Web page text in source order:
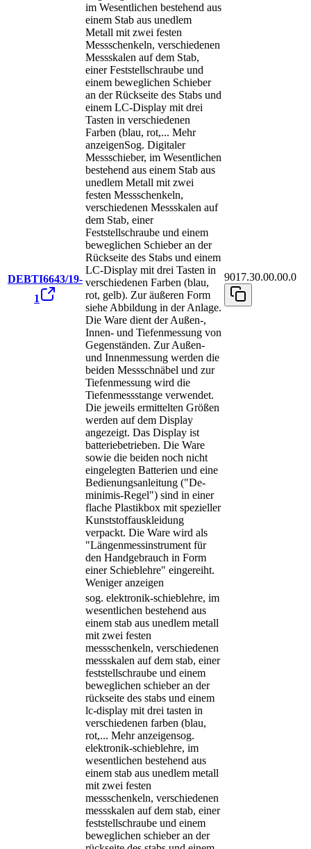
DEBTI6643/19-
1
im Wesentlichen bestehend aus
einem Stab aus unedlem
Metall mit zwei festen
Messschenkeln, verschiedenen
Messskalen auf dem Stab,
einer Feststellschraube und
einem beweglichen Schieber
an der Rückseite des Stabs und
einem LC-Display mit drei
Tasten in verschiedenen
Farben (blau, rot,... Mehr
anzeigenSog. Digitaler
Messschieber, im Wesentlichen
bestehend aus einem Stab aus
unedlem Metall mit zwei
festen Messschenkeln,
verschiedenen Messskalen auf
dem Stab, einer
Feststellschraube und einem
beweglichen Schieber an der
Rückseite des Stabs und einem
LC-Display mit drei Tasten in
verschiedenen Farben (blau,
rot, gelb). Zur äußeren Form
siehe Abbildung in der Anlage.
Die Ware dient der Außen-,
Innen- und Tiefenmessung von
Gegenständen. Zur Außen-
und Innenmessung werden die
beiden Messschnäbel und zur
Tiefenmessung wird die
Tiefenmessstange verwendet.
Die jeweils ermittelten Größen
werden auf dem Display
angezeigt. Das Display ist
batteriebetrieben. Die Ware
sowie die beiden noch nicht
eingelegten Batterien und eine
Bedienungsanleitung ("De-
minimis-Regel") sind in einer
flache Plastikbox mit spezieller
Kunststoffauskleidung
verpackt. Die Ware wird als
"Längenmessinstrument für
den Handgebrauch in Form
einer Schieblehre" eingereiht.
Weniger anzeigen
9017.30.00.00.0
sog. elektronik-schieblehre, im
wesentlichen bestehend aus
einem stab aus unedlem metall
mit zwei festen
messschenkeln, verschiedenen
messskalen auf dem stab, einer
feststellschraube und einem
beweglichen schieber an der
rückseite des stabs und einem
lc-display mit drei tasten in
verschiedenen farben (blau,
rot,... Mehr anzeigensog.
elektronik-schieblehre, im
wesentlichen bestehend aus
einem stab aus unedlem metall
mit zwei festen
messschenkeln, verschiedenen
messskalen auf dem stab, einer
feststellschraube und einem
beweglichen schieber an der